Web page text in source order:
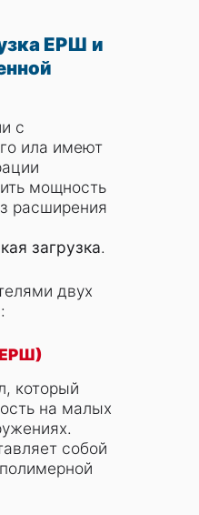
ЕРШ и
с
ила имеют
мощность
расширения
загрузка.
двух
который
на малых
собой